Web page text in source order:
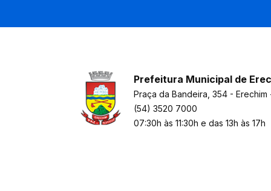
Prefeitura Municipal de
Praça da Bandeira, 354 - Erechim
(54) 3520 7000
07:30h às 11:30h e das 13h às 17h